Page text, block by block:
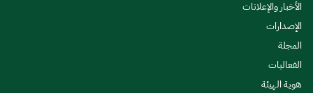
الأخبار والإعلانات
الإصدارات
المجلة
الفعاليات
هوية الهيئة